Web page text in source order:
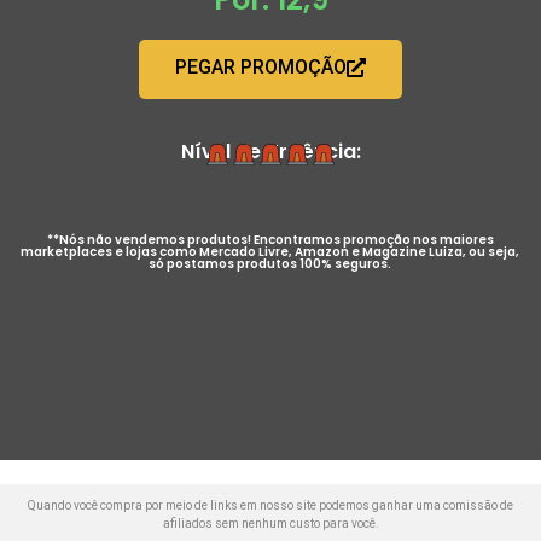
PEGAR PROMOÇÃO
Nível de Urgência:
**Nós não vendemos produtos! Encontramos promoção nos maiores
marketplaces e lojas como Mercado Livre, Amazon e Magazine Luiza, ou seja,
só postamos produtos 100% seguros.
Quando você compra por meio de links em nosso site podemos ganhar uma comissão de
afiliados sem nenhum custo para você.